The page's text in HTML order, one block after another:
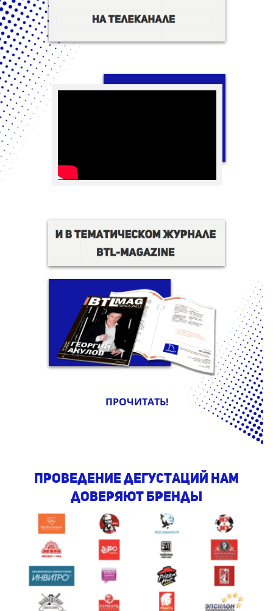
ПРОЧИТАТЬ!
проведение дегустаций Нам
доверяют бренды